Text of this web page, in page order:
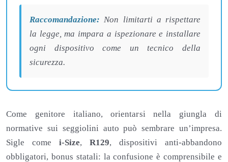
Raccomandazione: Non limitarti a rispettare
la legge, ma impara a ispezionare e installare
ogni dispositivo come un tecnico della
sicurezza.
Come genitore italiano, orientarsi nella giungla di
normative sui seggiolini auto può sembrare un’impresa.
Sigle come i-Size, R129, dispositivi anti-abbandono
obbligatori, bonus statali: la confusione è comprensibile e